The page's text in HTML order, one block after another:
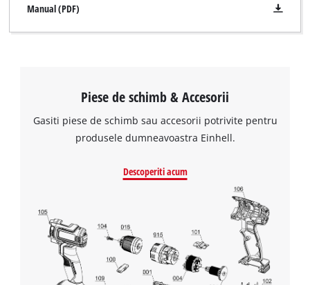
Manual (PDF)
Piese de schimb & Accesorii
Gasiti piese de schimb sau accesorii potrivite pentru
produsele dumneavoastra Einhell.
Descoperiti acum